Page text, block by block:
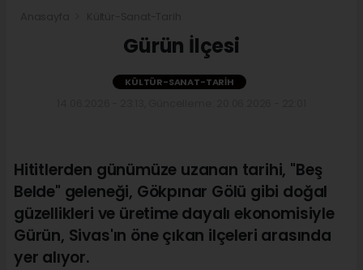
Gürün İlçesi
KÜLTÜR-SANAT-TARIH
Hititlerden günümüze uzanan tarihi, "Beş
Belde" geleneği, Gökpınar Gölü gibi doğal
güzellikleri ve üretime dayalı ekonomisiyle
Gürün, Sivas'ın öne çıkan ilçeleri arasında
yer alıyor.